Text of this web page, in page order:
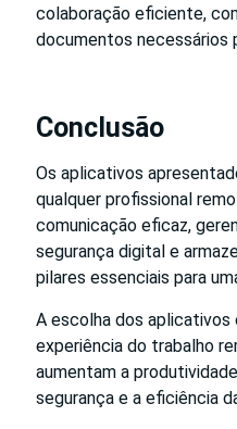
colaboração eficiente,
documentos necessários
Conclusão
Os aplicativos
qualquer profissional
comunicação eficaz,
segurança digital e
pilares essenciais para
A escolha dos
experiência do trabalho
aumentam a
segurança e a eficiência